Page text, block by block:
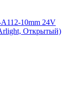
A112-10mm 24V
Открытый)